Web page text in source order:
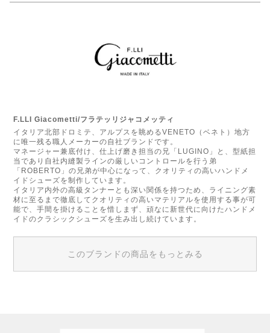
F.LLI Giacometti/フラテッリジャコメッティ
イタリア北部ドロミテ、アルプスを眺めるVENETO（ベネト）地方
に唯一残る職人メーカーの自社ブランドです。
マネージャー兼底付け、仕上げ磨き担当の兄「LUGINO」と、型紙担
当であり自社内縫製ラインの厳しいコントロールを行う弟
「ROBERTO」の兄弟が中心になって、クオリティの高いハンドメ
イドシューズを制作しています。
イタリア内外の高級タンナーとも深い関係を持つため、ライニング素
材に至るまで徹底してクオリティの高いマテリアルを使用する事が可
能で、手間を掛けることを惜しまず、頑なに新世代に向けたハンドメ
イドのクラシックシューズを生み出し続けています。
このブランドの商品をもっとみる